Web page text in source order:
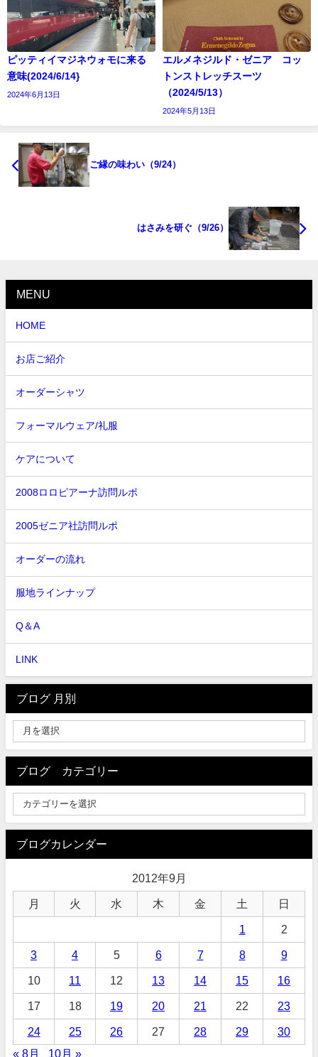
ピッティイマジネウォモに来る
意味(2024/6/14}
2024年6月13日
エルメネジルド・ゼニア コッ
トンストレッチスーツ
（2024/5/13）
2024年5月13日
ご縁の味わい（9/24）
はさみを研ぐ（9/26）
MENU
HOME
お店ご紹介
オーダーシャツ
フォーマルウェア/礼服
ケアについて
2008ロロピアーナ訪問ルポ
2005ゼニア社訪問ルポ
オーダーの流れ
服地ラインナップ
Q＆A
LINK
ブログ 月別
ブログ カテゴリー
ブログカレンダー
2012年9月
月 火 水 木 金 土 日
1 2
3 4 5 6 7 8 9
10 11 12 13 14 15 16
17 18 19 20 21 22 23
24 25 26 27 28 29
30
« 8月
10月 »